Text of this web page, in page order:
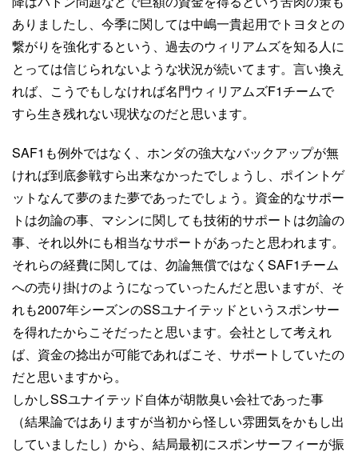
ありましたし、今季に関しては中嶋一貴起用でトヨタとの
繋がりを強化するという、過去のウィリアムズを知る人に
とっては信じられないような状況が続いてます。言い換え
れば、こうでもしなければ名門ウィリアムズF1チームで
すら生き残れない現状なのだと思います。
SAF1も例外ではなく、ホンダの強大なバックアップが無
ければ到底参戦すら出来なかったでしょうし、ポイントゲ
ットなんて夢のまた夢であったでしょう。資金的なサポー
トは勿論の事、マシンに関しても技術的サポートは勿論の
事、それ以外にも相当なサポートがあったと思われます。
それらの経費に関しては、勿論無償ではなくSAF1チーム
への売り掛けのようになっていったんだと思いますが、そ
れも2007年シーズンのSSユナイテッドというスポンサー
を得れたからこそだったと思います。会社として考えれ
ば、資金の捻出が可能であればこそ、サポートしていたの
だと思いますから。
しかしSSユナイテッド自体が胡散臭い会社であった事
（結果論ではありますが当初から怪しい雰囲気をかもし出
していましたし）から、結局最初にスポンサーフィーが振